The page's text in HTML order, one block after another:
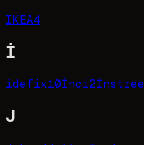
IKEA4
İ
idefix10İnci2
J